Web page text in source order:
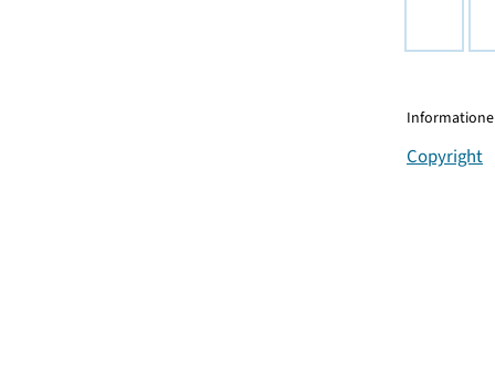
Copyright